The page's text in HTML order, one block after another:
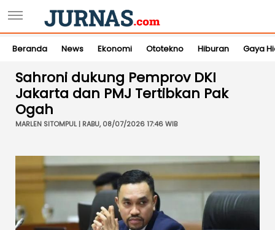
Beranda News Ekonomi Ototekno Hiburan Gaya
Sahroni dukung Pemprov DKI
Jakarta dan PMJ Tertibkan Pak
Ogah
MARLEN SITOMPUL | RABU, 08/07/2026 17:46 WIB